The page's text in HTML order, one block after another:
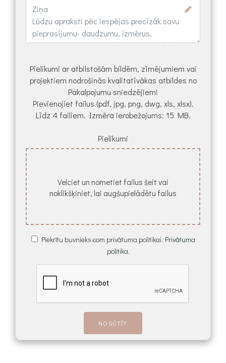
Pielikumi ar atbilstošām bildēm, zīmējumiem vai
projektiem nodrošinās kvalitatīvākas atbildes no
Pakalpojumu sniedzējiem!
Pievienojiet failus (pdf, jpg, png, dwg, xls, xlsx).
Līdz 4 failiem. Izmēra ierobežojums: 15 MB.
Pielikumi
Velciet un nometiet failus šeit vai
noklikšķiniet, lai augšupielādētu failus
Piekrītu buvnieks.com privātuma politikai. Privātuma
politika.